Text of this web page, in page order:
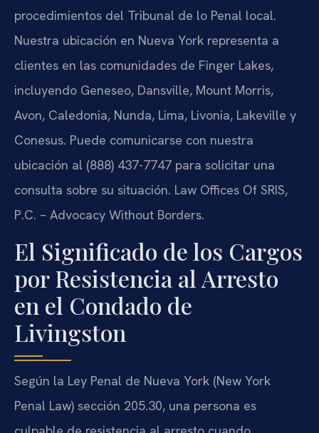
procedimientos del Tribunal de lo Penal local.
Nuestra ubicación en Nueva York representa a
clientes en las comunidades de Finger Lakes,
incluyendo Geneseo, Dansville, Mount Morris,
Avon, Caledonia, Nunda, Lima, Livonia, Lakeville y
Conesus. Puede comunicarse con nuestra
ubicación al (888) 437-7747 para solicitar una
consulta sobre su situación. Law Offices Of SRIS,
P.C. – Advocacy Without Borders.
El Significado de los Cargos
por Resistencia al Arresto
en el Condado de
Livingston
Según la Ley Penal de Nueva York (New York
Penal Law) sección 205.30, una persona es